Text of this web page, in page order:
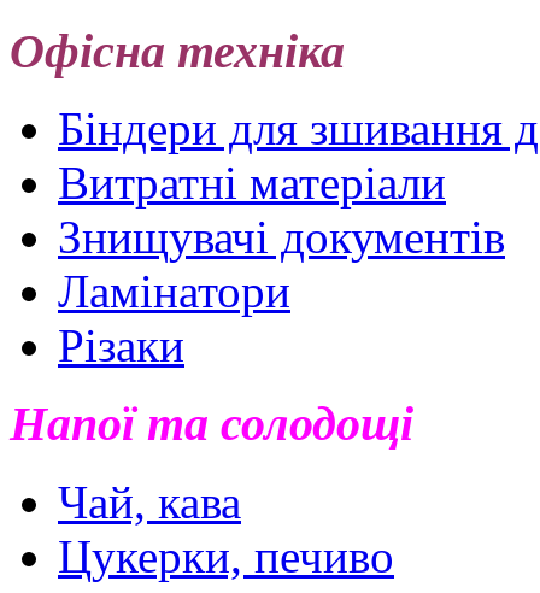
Офісна техніка
Біндери для зшивання
Витратні матеріали
Знищувачі документів
Ламінатори
Різаки
Напої та солодощі
Чай, кава
Цукерки, печиво